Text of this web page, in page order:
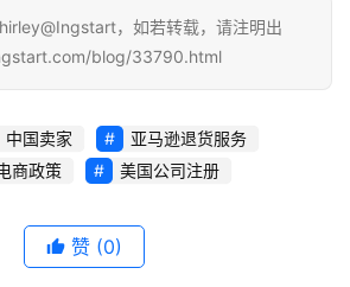
，如若转载，请注明出
blog/33790.html
中国卖家
亚马逊退货服务
商政策 美国公司注册
赞 (0)